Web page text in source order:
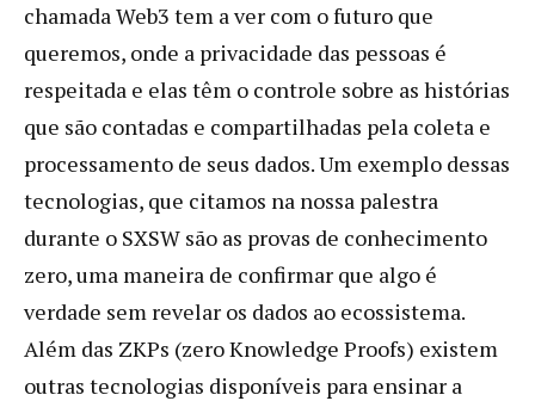
chamada Web3 tem a ver com o futuro que
queremos, onde a privacidade das pessoas é
respeitada e elas têm o controle sobre as histórias
que são contadas e compartilhadas pela coleta e
processamento de seus dados. Um exemplo dessas
tecnologias, que citamos na nossa palestra
durante o SXSW são as provas de conhecimento
zero, uma maneira de confirmar que algo é
verdade sem revelar os dados ao ecossistema.
Além das ZKPs (zero Knowledge Proofs) existem
outras tecnologias disponíveis para ensinar a